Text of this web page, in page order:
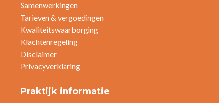
Samenwerkingen
Tarieven & vergoedingen
Kwaliteitswaarborging
Klachtenregeling
Disclaimer
Privacyverklaring
Praktijk informatie